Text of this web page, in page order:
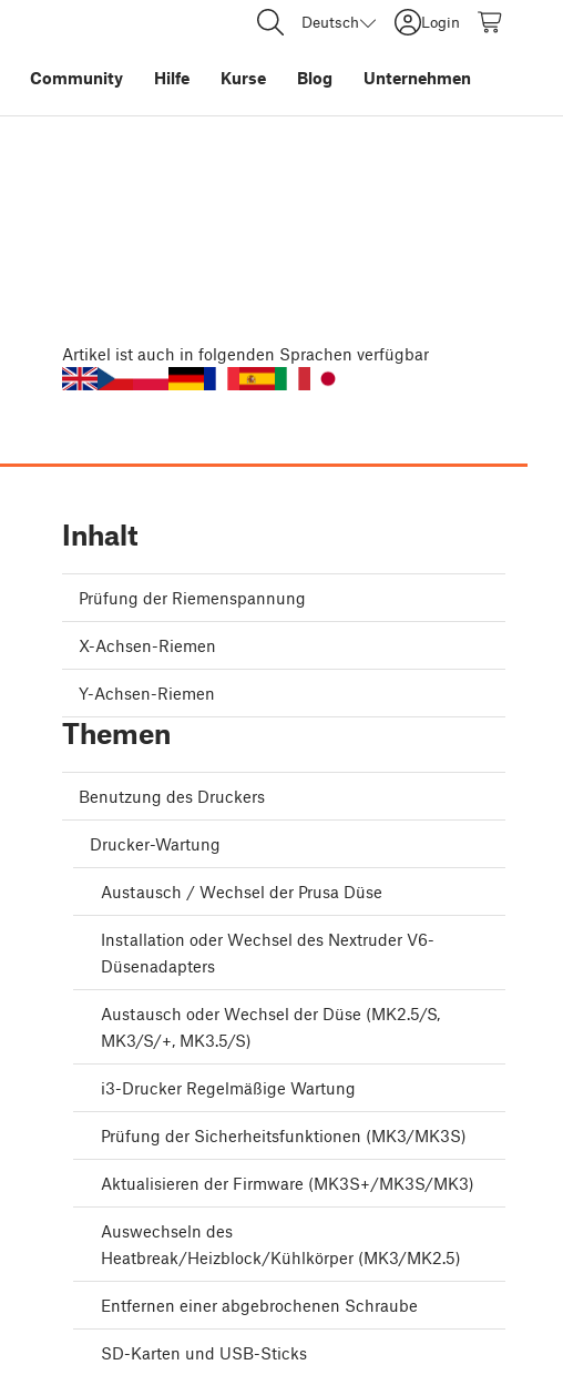
Deutsch Login
Community Hilfe Kurse Blog Unternehmen
Artikel ist auch in folgenden Sprachen verfügbar
Inhalt
Prüfung der Riemenspannung
X-Achsen-Riemen
Y-Achsen-Riemen
Themen
Benutzung des Druckers
Drucker-Wartung
Austausch / Wechsel der Prusa Düse
Installation oder Wechsel des Nextruder V6-
Düsenadapters
Austausch oder Wechsel der Düse (MK2.5/S,
MK3/S/+, MK3.5/S)
i3-Drucker Regelmäßige Wartung
Prüfung der Sicherheitsfunktionen (MK3/MK3S)
Aktualisieren der Firmware (MK3S+/MK3S/MK3)
Auswechseln des
Heatbreak/Heizblock/Kühlkörper (MK3/MK2.5)
Entfernen einer abgebrochenen Schraube
SD-Karten und USB-Sticks